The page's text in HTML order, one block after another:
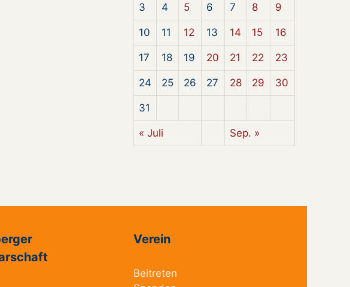
3 4 5 6 7 8 9
10 11 12 13 14 15 16
17 18 19 20 21 22 23
24 25 26 27 28 29 30
31
« Juli Sep. »
Verein
Beitreten